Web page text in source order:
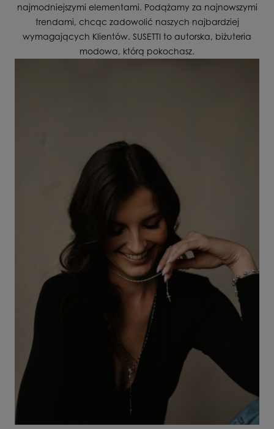
najmodniejszymi elementami. Podążamy za najnowszymi
trendami, chcąc zadowolić naszych najbardziej
wymagających Klientów. SUSETTI to autorska, biżuteria
modowa, którą pokochasz.